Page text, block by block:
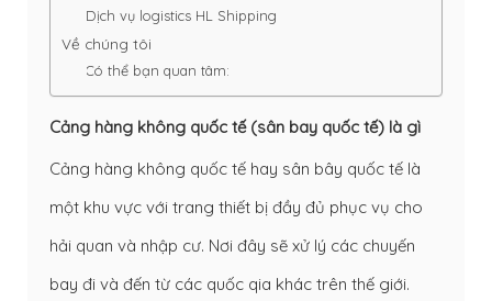
Dịch vụ logistics HL Shipping
Về chúng tôi
Có thể bạn quan tâm:
Cảng hàng không quốc tế (sân bay quốc tế) là gì
Cảng hàng không quốc tế hay sân bây quốc tế là
một khu vực với trang thiết bị đầy đủ phục vụ cho
hải quan và nhập cư. Nơi đây sẽ xử lý các chuyến
bay đi và đến từ các quốc qia khác trên thế giới.